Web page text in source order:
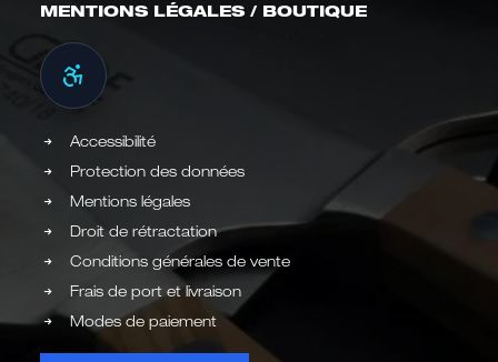
MENTIONS LÉGALES / BOUTIQUE
Accessibilité
Protection des données
Mentions légales
Droit de rétractation
Conditions générales de vente
Frais de port et livraison
Modes de paiement